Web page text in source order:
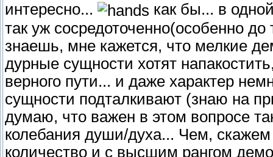
интересно...
как бы... в
так уж сосредоточенно(особенно
знаешь, мне кажется, что мелкие
дурные сущности хотят
верного пути... и даже характер
сущности подталкивают (знаю на
думаю, что важен в этом вопросе
колебания души/духа... Чем,
количество и с высшим рангом